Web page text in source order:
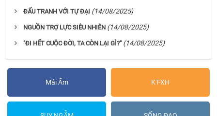
ĐẤU TRANH VỚI TỰ ĐẠI (14/08/2025)
NGUỒN TRỢ LỰC SIÊU NHIÊN (14/08/2025)
"ĐI HẾT CUỘC ĐỜI, TA CÒN LẠI GÌ?" (14/08/2025)
Mái Ấm KT-XH